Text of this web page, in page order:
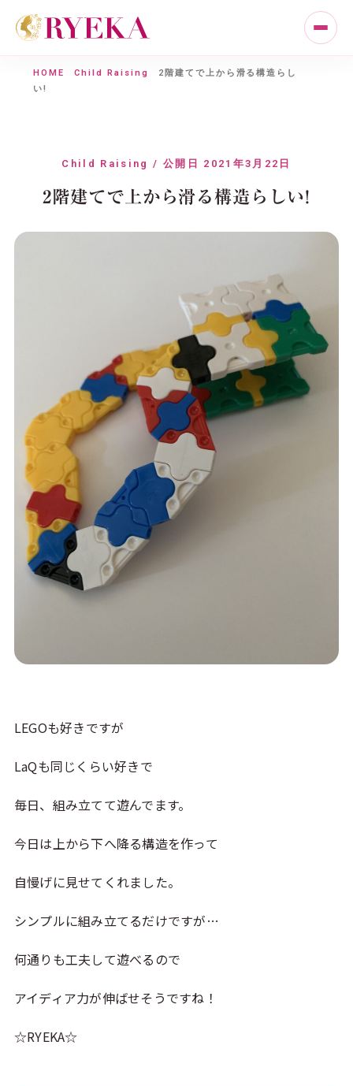
HOME Child Raising
2階建てで上から滑る構造らし
い!
Child Raising / 公開日 2021年3月22日
2階建てで上から滑る構造らしい!
LEGOも好きですが
LaQも同じくらい好きで
毎日、組み立てて遊んでます。
今日は上から下へ降る構造を作って
自慢げに見せてくれました。
シンプルに組み立てるだけですが…
何通りも工夫して遊べるので
アイディア力が伸ばせそうですね！
☆RYEKA☆